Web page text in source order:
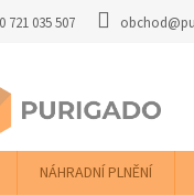
721 035 507
NÁHRADNÍ PLNĚNÍ